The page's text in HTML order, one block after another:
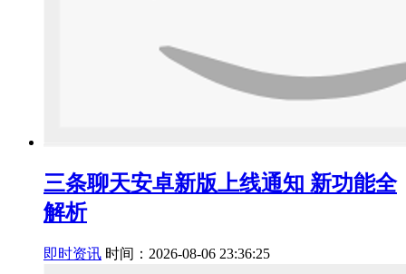
三条聊天安卓新版上线通知 新功能全
解析
即时资讯 时间：2026-08-06 23:36:25